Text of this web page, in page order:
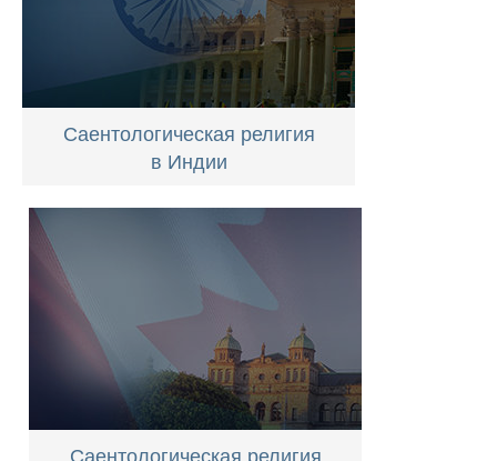
Саентологическая религия
в Индии
Саентологическая религия